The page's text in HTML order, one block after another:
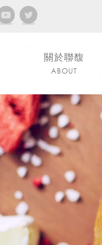
關於聯馥
ABOUT